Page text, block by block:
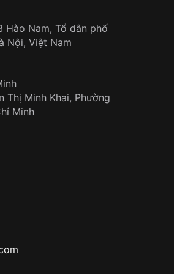
Hào Nam, Tổ dân phố
Nội, Việt Nam
Thị Minh Khai, Phường
Minh